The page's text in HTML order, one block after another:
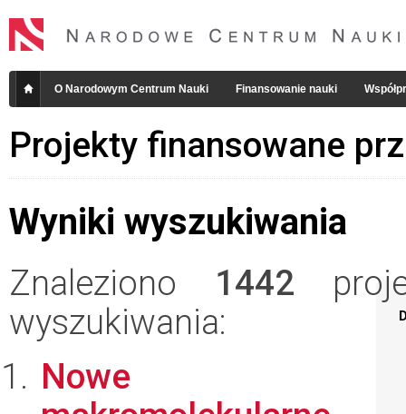
O Narodowym Centrum Nauki Finansowanie nauki
Projekty finansowane
Wyniki wyszukiwania
Znaleziono 1442
wyszukiwania:
Nowe